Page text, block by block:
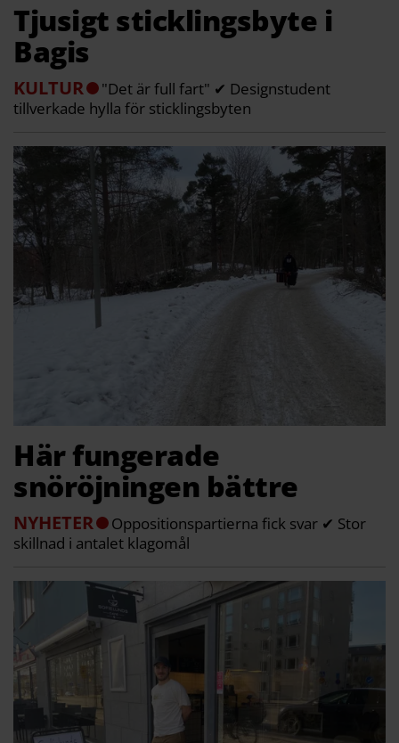
Tjusigt sticklingsbyte i
Bagis
KULTUR
"Det är full fart" ✔ Designstudent
tillverkade hylla för sticklingsbyten
Här fungerade
snöröjningen bättre
NYHETER
Oppositionspartierna fick svar ✔ Stor
skillnad i antalet klagomål